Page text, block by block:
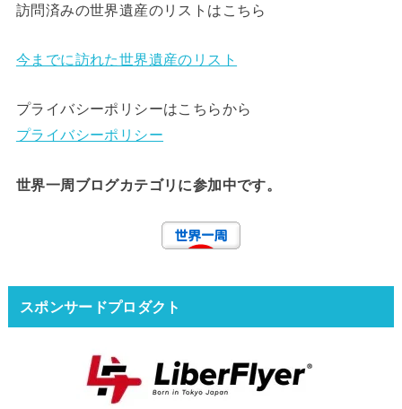
訪問済みの世界遺産のリストはこちら
今までに訪れた世界遺産のリスト
プライバシーポリシーはこちらから
プライバシーポリシー
世界一周ブログカテゴリに参加中です。
スポンサードプロダクト